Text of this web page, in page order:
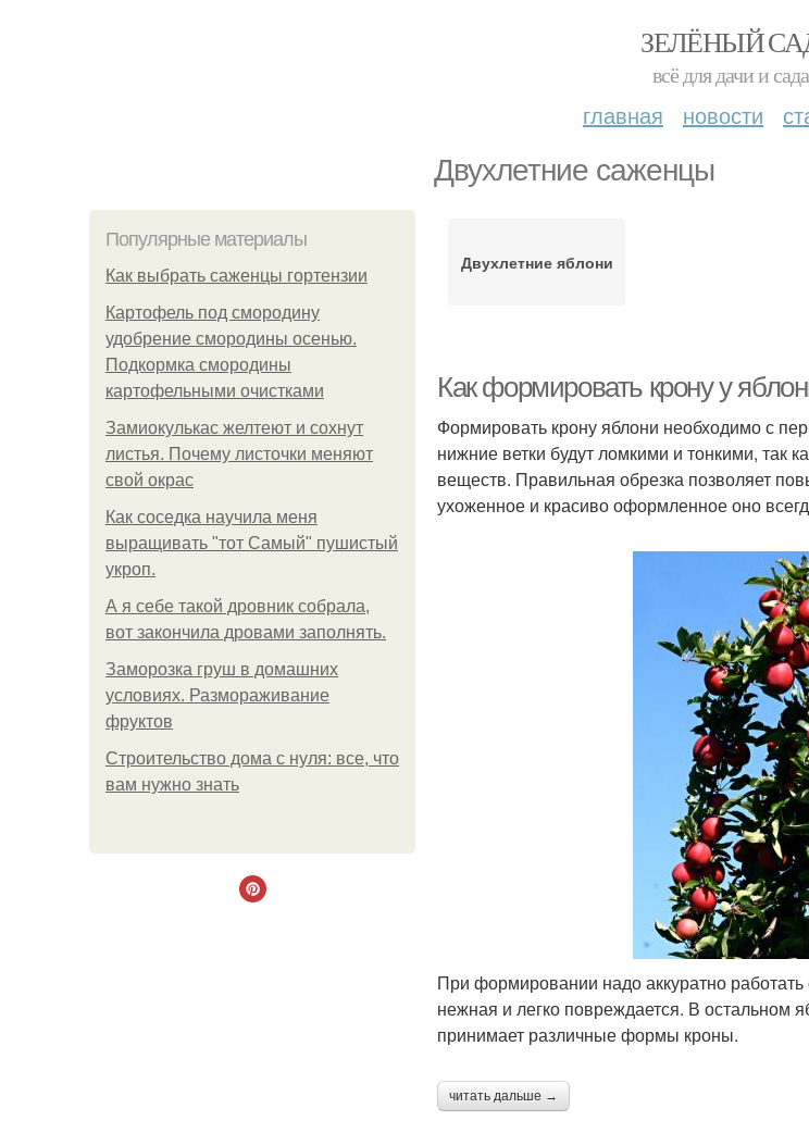
ЗЕЛЁНЫЙ
всё для дачи и сада
главная новости
Двухлетние саженцы
Популярные материалы
Как выбрать саженцы гортензии
Картофель под смородину
удобрение смородины осенью.
Подкормка смородины
картофельными очистками
Замиокулькас желтеют и сохнут
листья. Почему листочки меняют
свой окрас
Как соседка научила меня
выращивать "тот Самый" пушистый
укроп.
А я себе такой дровник собрала,
вот закончила дровами заполнять.
Заморозка груш в домашних
условиях. Размораживание
фруктов
Строительство дома с нуля: все, что
вам нужно знать
Двухлетние яблони
Как формировать крону у
Формировать крону яблони необходимо с
нижние ветки будут ломкими и тонкими, так
веществ. Правильная обрезка позволяет
ухоженное и красиво оформленное оно
При формировании надо аккуратно
нежная и легко повреждается. В остальном
принимает различные формы кроны.
читать дальше →